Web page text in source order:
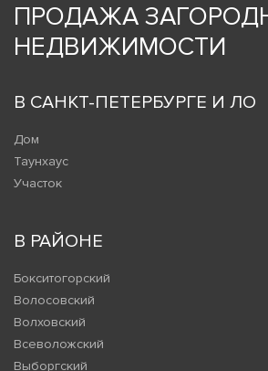
ПРОДАЖА
НЕДВИЖИМОСТИ
В САНКТ-ПЕТЕРБУРГЕ И ЛО
Дом
Таунхаус
Участок
В РАЙОНЕ
Бокситогорский
Волосовский
Волховский
Всеволожский
Выборгский